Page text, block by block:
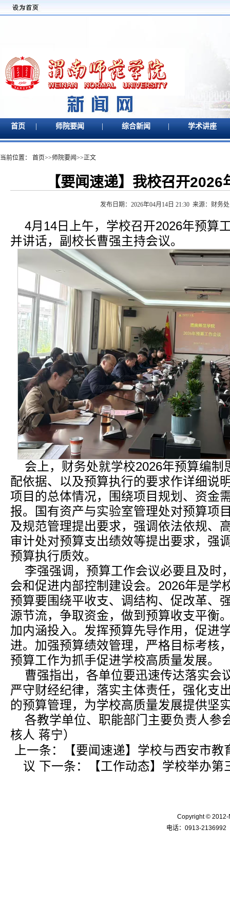
首页 | 师院要闻 | 综合新闻 | 学术讲座
当前位置： 首页>>师院要闻>>正文
【要闻速递】我校召开
发布日期：2026年04月14日 21:30 来源：财务
4月14日上午，学校召开2026年预算
并讲话，副校长曹强主持会议。
会上，财务处就学校2026年预算编制
配依据、以及预算执行的要求作详细说
项目的总体情况，围绕项目规划、资金
报。国有资产与实验室管理处对预算项
及规范管理提出要求，强调依法依规、
审计处对预算支出绩效等提出要求，强
预算执行质效。
李强强调，预算工作会议必要且及时
会和促进内部控制建设会。2026年是学
预算要围绕平收支、调结构、促改革、
源节流，争取资金，做到预算收支平衡
加内涵投入。发挥预算先导作用，促进
进。加强预算绩效管理，严格目标考核
预算工作为抓手促进学校高质量发展。
曹强指出，各单位要迅速传达落实会
严守财经纪律，落实主体责任，强化支
的预算管理，为学校高质量发展提供坚
各教学单位、职能部门主要负责人参
核人 蒋宁）
上一条：
【要闻速递】学校与西安市
议 下一条： 【工作动态】学校举办
Copyright © 2012-
电话：0913-